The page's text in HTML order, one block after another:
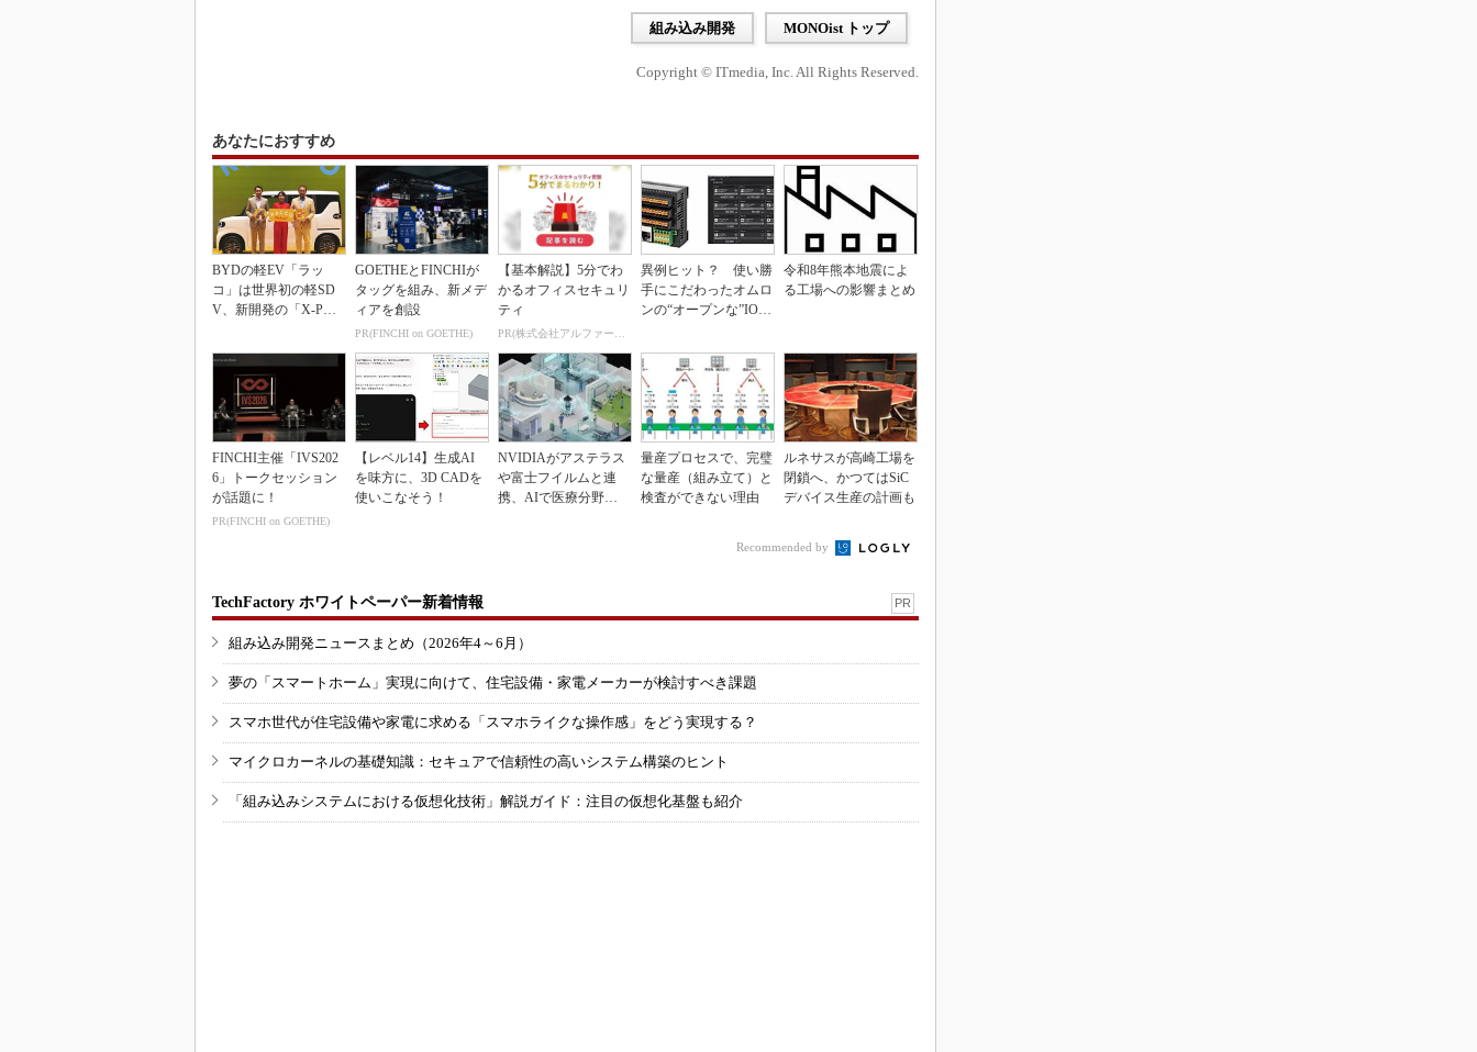
組み込み開発 MONOist トップ
Copyright © ITmedia, Inc. All Rights Reserved.
あなたにおすすめ
BYDの軽EV「ラッ
コ」は世界初の軽SD
V、新開発の「X-PAC
GOETHEとFINCHIが
タッグを組み、新メデ
ィアを創設
PR(FINCHI on GOETHE)
【基本解説】5分でわ
かるオフィスセキュリ
ティ
PR(株式会社アルファーテクノ)
異例ヒット？ 使い勝
手にこだわったオムロ
ンの“オープンな”IO-L
令和8年熊本地震によ
る工場への影響まとめ
FINCHI主催「IVS202
6」トークセッション
が話題に！
PR(FINCHI on GOETHE)
【レベル14】生成AI
を味方に、3D CADを
使いこなそう！
NVIDIAがアステラス
や富士フイルムと連
携、AIで医療分野支
量産プロセスで、完璧
な量産（組み立て）と
検査ができない理由
ルネサスが高崎工場を
閉鎖へ、かつてはSiC
デバイス生産の計画も
Recommended by
TechFactory ホワイトペーパー新着情報 PR
組み込み開発ニュースまとめ（2026年4～6月）
夢の「スマートホーム」実現に向けて、住宅設備・家電メーカーが検討すべき課題
スマホ世代が住宅設備や家電に求める「スマホライクな操作感」をどう実現する？
マイクロカーネルの基礎知識：セキュアで信頼性の高いシステム構築のヒント
「組み込みシステムにおける仮想化技術」解説ガイド：注目の仮想化基盤も紹介